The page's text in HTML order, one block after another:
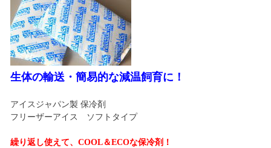
生体の輸送・簡易的な減温飼育に！
アイスジャパン製 保冷剤
フリーザーアイス ソフトタイプ
繰り返し使えて、COOL＆ECOな保冷剤！